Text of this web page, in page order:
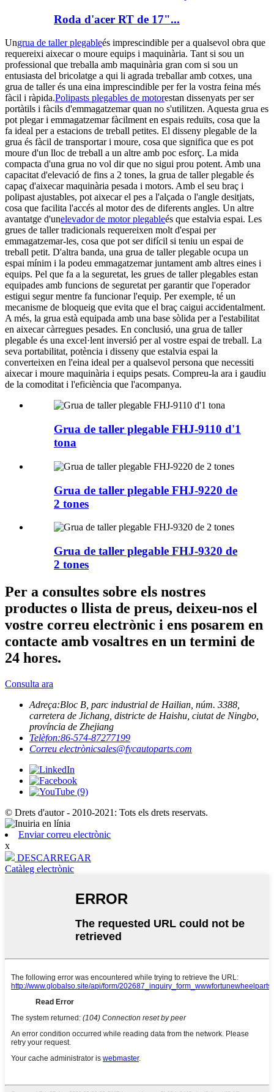
Roda d'acer RT de 17"...
Ungrua de taller plegableés imprescindible per a qualsevol obra que
requereixi aixecar o moure equips i maquinària. Tant si sou un
professional que treballa amb maquinària gran com si sou un
entusiasta del bricolatge a qui li agrada treballar amb cotxes, una
grua de taller és una eina imprescindible per fer la vostra feina més
fàcil i ràpida.Polipasts plegables de motorestan dissenyats per ser
portàtils i fàcils d'emmagatzemar quan no s'utilitzen. Aquesta grua es
pot plegar i emmagatzemar fàcilment en espais reduïts, cosa que la
fa ideal per a estacions de treball petites. El disseny plegable de la
grua és fàcil de transportar i moure, cosa que significa que es pot
moure d'un lloc de treball a un altre amb poc esforç. La mida
compacta d'una grua no vol dir que no sigui prou potent. Amb una
capacitat d'elevació de fins a 2 tones, la grua de taller plegable és
capaç d'aixecar maquinària pesada i motors. Amb el seu braç i
polipast ajustables, pot aixecar el pes a l'alçada o l'angle desitjats,
cosa que facilita l'accés al motor des de diferents angles. Un altre
avantatge d'unelevador de motor plegableés que estalvia espai. Les
grues de taller tradicionals requereixen molt d'espai per
emmagatzemar-les, cosa que pot ser difícil si teniu un espai de
treball petit. D'altra banda, una grua de taller plegable ocupa un
espai mínim i la podeu emmagatzemar juntament amb altres eines i
equips. Pel que fa a la seguretat, les grues de taller plegables estan
equipades amb funcions de seguretat per garantir que l'operador
estigui segur mentre fa funcionar l'equip. Per exemple, té un
mecanisme de bloqueig que evita que el braç caigui accidentalment.
A més, la grua està equipada amb una base sòlida per a l'estabilitat
en aixecar càrregues pesades. En conclusió, una grua de taller
plegable és una excel·lent inversió per al vostre espai de treball. La
seva portabilitat, potència i disseny que estalvia espai la
converteixen en l'eina ideal per a qualsevol persona que necessiti
aixecar i moure maquinària i equips pesats. Compreu-la ara i gaudiu
de la comoditat i l'eficiència que l'acompanya.
Grua de taller plegable FHJ-9110 d'1
tona
Grua de taller plegable FHJ-9220 de
2 tones
Grua de taller plegable FHJ-9320 de
2 tones
Per a consultes sobre els nostres
productes o llista de preus, deixeu-nos el
vostre correu electrònic i ens posarem en
contacte amb vosaltres en un termini de
24 hores.
Consulta ara
Adreça:Bloc B, parc industrial de Hailian, núm. 3388,
carretera de Jichang, districte de Haishu, ciutat de Ningbo,
província de Zhejiang
Telèfon:86-574-87277199
Correu electrònicsales@fycautoparts.com
© Drets d'autor - 2010-2021: Tots els drets reservats.
Enviar correu electrònic
x
DESCARREGAR
Catàleg electrònic